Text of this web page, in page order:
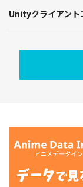
Unityクライアント